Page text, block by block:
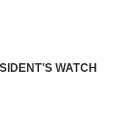
WATCH